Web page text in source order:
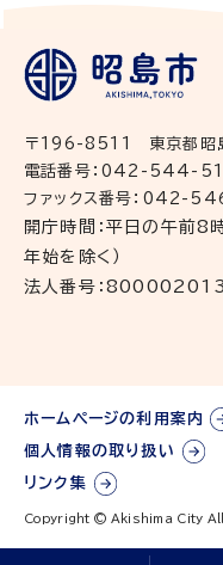
〒196-8511 東京都昭
電話番号：042-544-
ファックス番号：042-
開庁時間：平日の午前
年始を除く）
法人番号：
ホームページの利用案内
個人情報の取り扱い
リンク集
Copyright © Akishima City